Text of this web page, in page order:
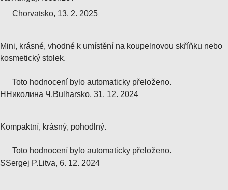
Chorvatsko, 13. 2. 2025
Mini, krásné, vhodné k umístění na koupelnovou skříňku nebo
kosmetický stolek.
Toto hodnocení bylo automaticky přeloženo.
Н Николина Ч.Bulharsko, 31. 12. 2024
Kompaktní, krásný, pohodlný.
Toto hodnocení bylo automaticky přeloženo.
SSergej P. Litva, 6. 12. 2024